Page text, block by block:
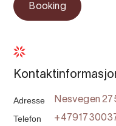
Booking
Adresse Nesvegen
Telefon